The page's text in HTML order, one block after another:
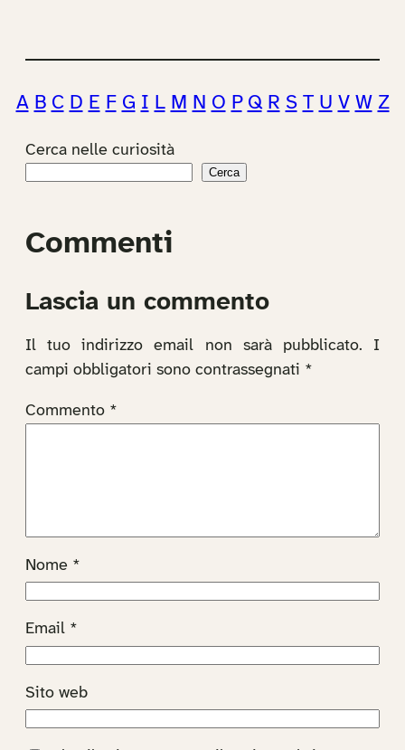
A B C D E F G I L M N O P Q R S T U V W Z
Cerca nelle curiosità
Cerca
Commenti
Lascia un commento
Il tuo indirizzo email non sarà pubblicato.
I
campi obbligatori sono contrassegnati *
Commento *
Nome *
Email *
Sito web